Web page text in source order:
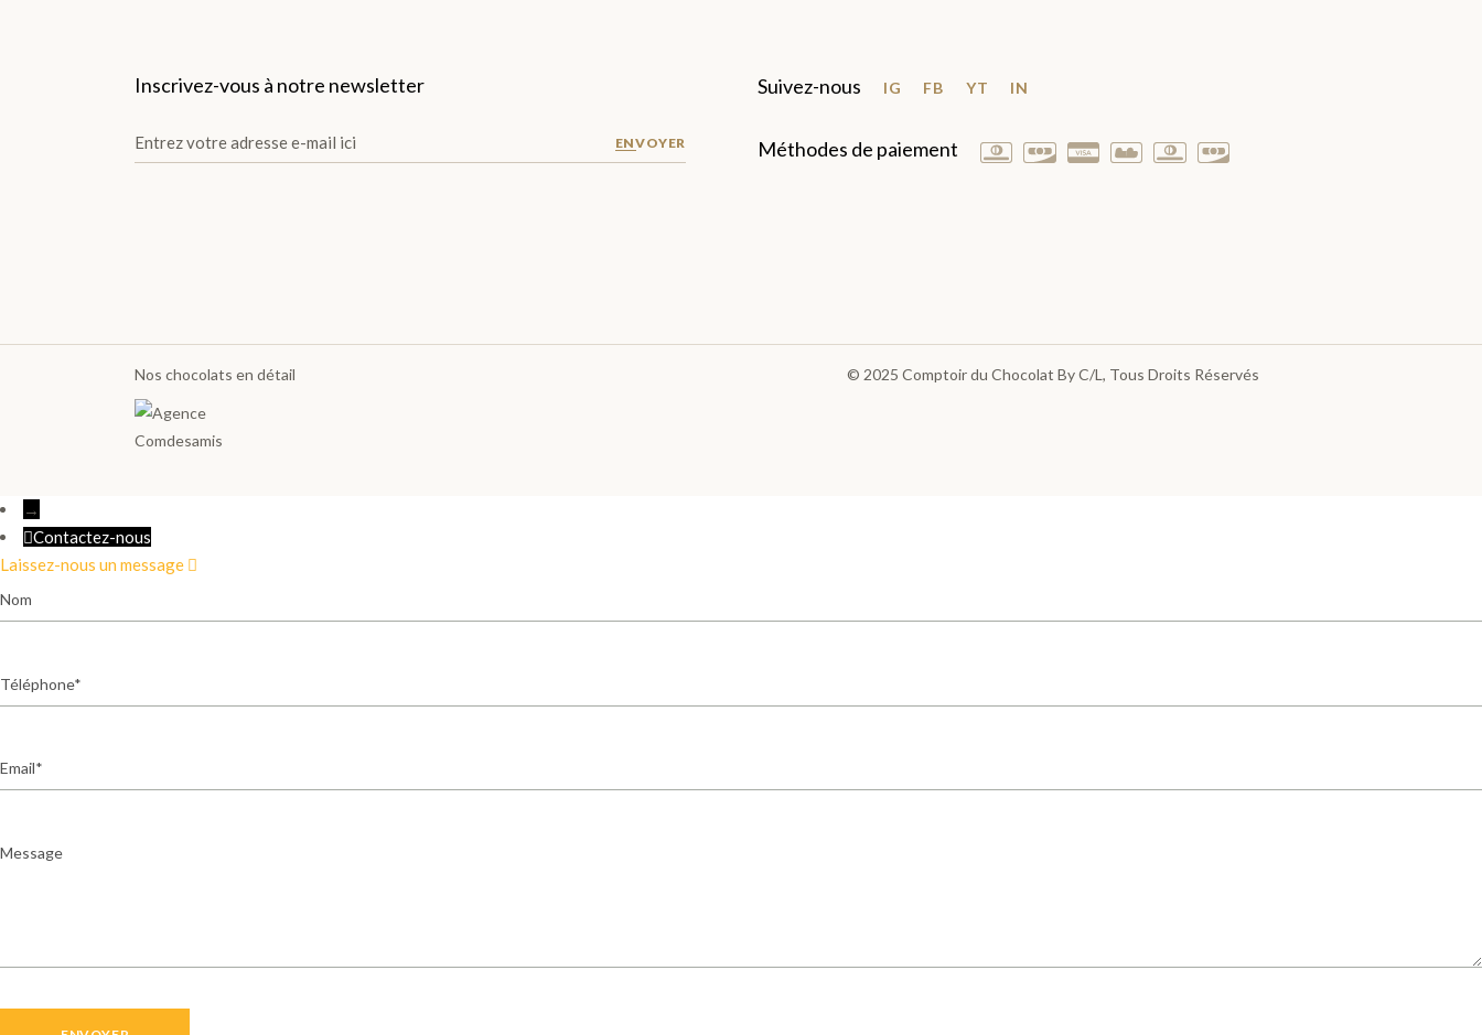
X
Inscrivez-vous à notre newsletter
ENVOYER
Suivez-nous IG FB YT IN
Méthodes de paiement
Nos chocolats en détail © 2025 Comptoir du Chocolat By C/L, Tous Droits Réservés
→
Contactez-nous
Laissez-nous un message
Nom
Téléphone
Email
Message